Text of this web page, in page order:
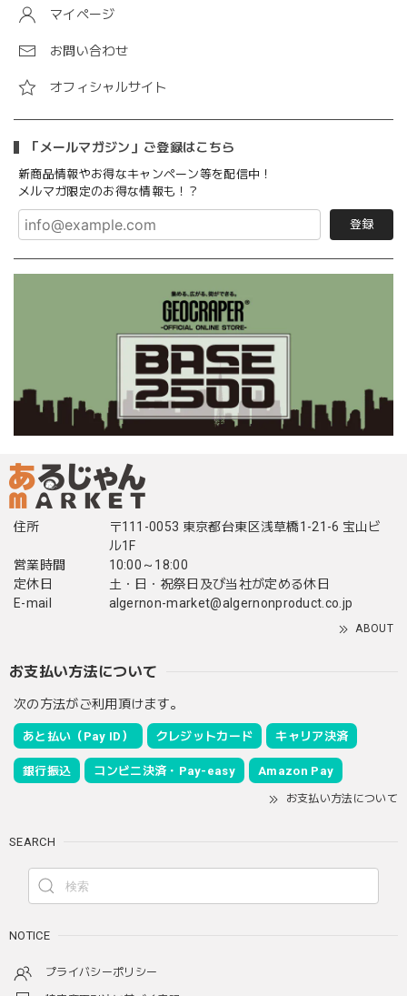
マイページ
お問い合わせ
オフィシャルサイト
「メールマガジン」ご登録はこちら
新商品情報やお得なキャンペーン等を配信中！
メルマガ限定のお得な情報も！？
登録
住所
〒111-0053 東京都台東区浅草橋1-21-6 宝山ビ
ル1F
営業時間
10:00～18:00
定休日
土・日・祝祭日及び当社が定める休日
E-mail
algernon-market@algernonproduct.co.jp
ABOUT
お支払い方法について
次の方法がご利用頂けます。
あと払い（Pay ID） クレジットカード キャリア決済
銀行振込 コンビニ決済・Pay-easy Amazon Pay
お支払い方法について
SEARCH
NOTICE
プライバシーポリシー